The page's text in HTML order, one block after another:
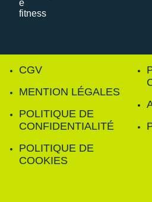
CGV
MENTION LÉGALES
POLITIQUE DE
CONFIDENTIALITÉ
POLITIQUE DE
COOKIES